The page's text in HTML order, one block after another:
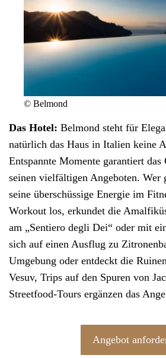
© Belmond
Das Hotel: Belmond steht für
natürlich das Haus in Italien keine
Entspannte Momente garantiert das
seinen vielfältigen Angeboten.
seine überschüssige Energie im
Workout los, erkundet die
am „Sentiero degli Dei“ oder mit
sich auf einen Ausflug zu
Umgebung oder entdeckt die
Vesuv, Trips auf den Spuren von
Streetfood-Tours ergänzen das
Angebot